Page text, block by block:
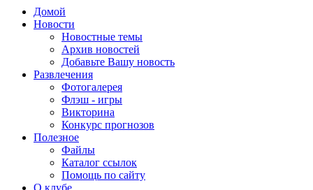
Домой
Новости
Новостные темы
Архив новостей
Добавьте Вашу новость
Развлечения
Фотогалерея
Флэш - игры
Викторина
Конкурс прогнозов
Полезное
Файлы
Каталог ссылок
Помощь по сайту
О клубе